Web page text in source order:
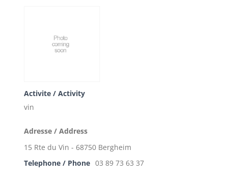
Activite / Activity
vin
Adresse / Address
15 Rte du Vin - 68750 Bergheim
Telephone / Phone 03 89 73 63 37